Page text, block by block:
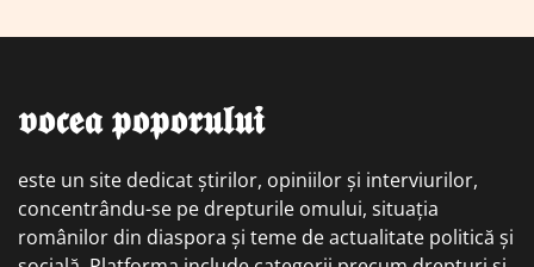
𝖛𝖔𝖈𝖊𝖆 𝖕𝖔𝖕𝖔𝖗𝖚𝖑𝖚𝖎
este un site dedicat știrilor, opiniilor și interviurilor,
concentrându-se pe drepturile omului, situația
românilor din diaspora și teme de actualitate politică și